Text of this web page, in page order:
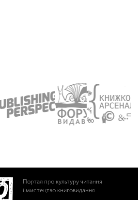
Портал про культуру читання
і мистецтво книговидання